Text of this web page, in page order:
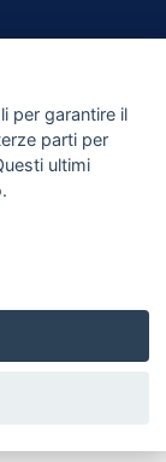
per garantire il
parti per
ultimi